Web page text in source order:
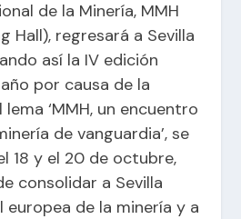
de la Minería, MMH
Hall), regresará a Sevilla
así la IV edición
por causa de la
‘MMH, un encuentro
de vanguardia’, se
18 y el 20 de octubre,
consolidar a Sevilla
de la minería y a